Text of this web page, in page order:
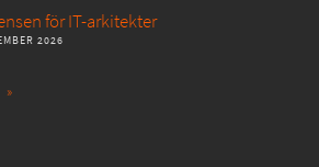
för IT-arkitekter
2026
»